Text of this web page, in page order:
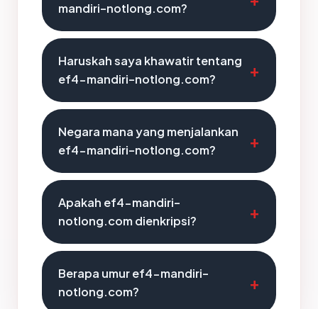
mandiri-notlong.com?
Haruskah saya khawatir tentang
ef4-mandiri-notlong.com?
Negara mana yang menjalankan
ef4-mandiri-notlong.com?
Apakah ef4-mandiri-
notlong.com dienkripsi?
Berapa umur ef4-mandiri-
notlong.com?